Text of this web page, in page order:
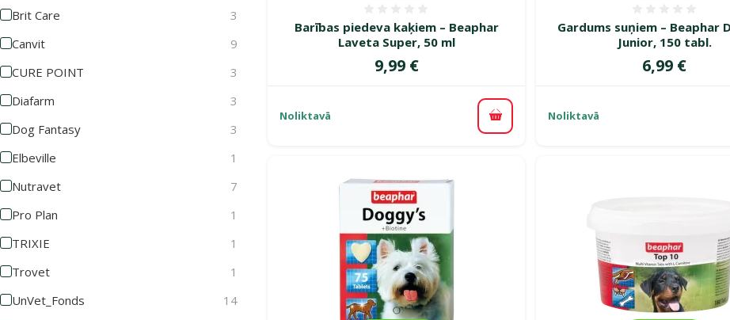
Brit Care
3
Canvit
9
CURE POINT
3
Diafarm
3
Dog Fantasy
3
Elbeville
1
Nutravet
7
Pro Plan
1
TRIXIE
1
Trovet
1
UnVet_Fonds
14
Barības piedeva kaķiem – Beaphar
Laveta Super, 50 ml
Cena
9,99 €
Noliktavā Pievienot grozam
Gardums suņiem – Beaphar
Junior, 150 tabl.
Cena
6,99 €
Noliktavā